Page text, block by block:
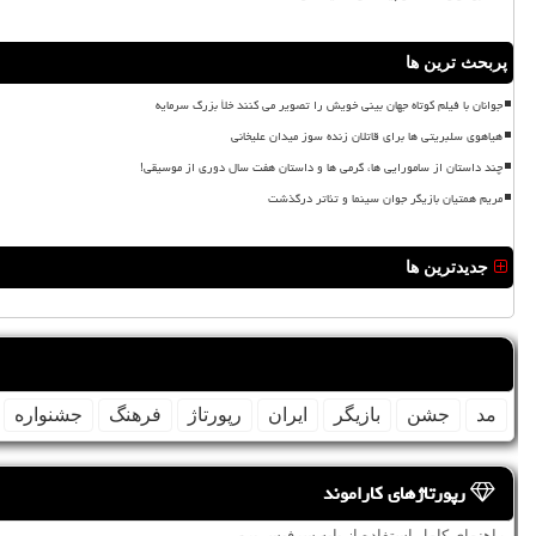
پربحث ترین ها
جوانان با فیلم کوتاه جهان بینی خویش را تصویر می کنند خلأ بزرگ سرمایه
هیاهوی سلبریتی ها برای قاتلان زنده سوز میدان علیخانی
چند داستان از سامورایی ها، گرمی ها و داستان هفت سال دوری از موسیقی!
مریم همتیان بازیگر جوان سینما و تئاتر درگذشت
جدیدترین ها
مد جشن بازیگر ایران رپورتاژ فرهنگ جشنواره
رپورتاژهای کاراموند